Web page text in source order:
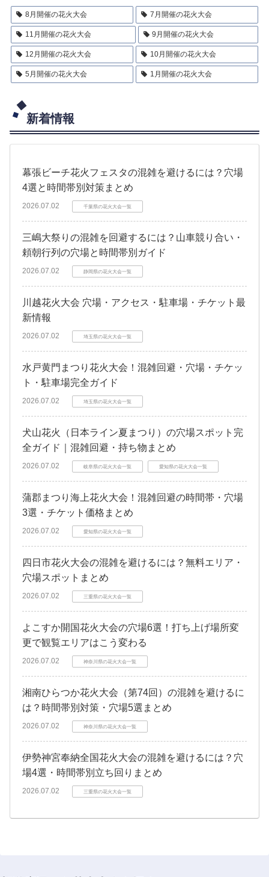
8月開催の花火大会 7月開催の花火大会
11月開催の花火大会 9月開催の花火大会
12月開催の花火大会 10月開催の花火大会
5月開催の花火大会 1月開催の花火大会
新着情報
幕張ビーチ花火フェスタの混雑を避けるには？穴場
4選と時間帯別対策まとめ
2026.07.02 千葉県の花火大会一覧
三嶋大祭りの混雑を回避するには？山車競り合い・
頼朝行列の穴場と時間帯別ガイド
2026.07.02 静岡県の花火大会一覧
川越花火大会 穴場・アクセス・駐車場・チケット最
新情報
2026.07.02 埼玉県の花火大会一覧
水戸黄門まつり花火大会！混雑回避・穴場・チケッ
ト・駐車場完全ガイド
2026.07.02 埼玉県の花火大会一覧
犬山花火（日本ライン夏まつり）の穴場スポット完
全ガイド｜混雑回避・持ち物まとめ
2026.07.02 岐阜県の花火大会一覧 愛知県の花火大会一覧
蒲郡まつり海上花火大会！混雑回避の時間帯・穴場
3選・チケット価格まとめ
2026.07.02 愛知県の花火大会一覧
四日市花火大会の混雑を避けるには？無料エリア・
穴場スポットまとめ
2026.07.02 三重県の花火大会一覧
よこすか開国花火大会の穴場6選！打ち上げ場所変
更で観覧エリアはこう変わる
2026.07.02 神奈川県の花火大会一覧
湘南ひらつか花火大会（第74回）の混雑を避けるに
は？時間帯別対策・穴場5選まとめ
2026.07.02 神奈川県の花火大会一覧
伊勢神宮奉納全国花火大会の混雑を避けるには？穴
場4選・時間帯別立ち回りまとめ
2026.07.02 三重県の花火大会一覧